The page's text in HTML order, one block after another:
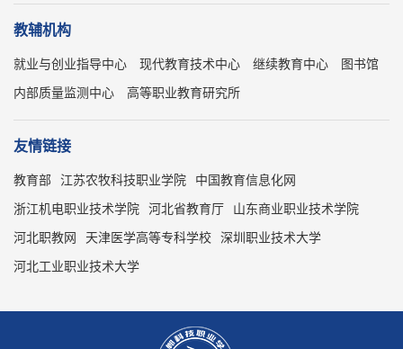
教辅机构
就业与创业指导中心 现代教育技术中心 继续教育中心
图书馆
内部质量监测中心
高等职业教育研究所
友情链接
教育部 江苏农牧科技职业学院 中国教育信息化网
浙江机电职业技术学院 河北省教育厅 山东商业职业技术学院
河北职教网 天津医学高等专科学校 深圳职业技术大学
河北工业职业技术大学